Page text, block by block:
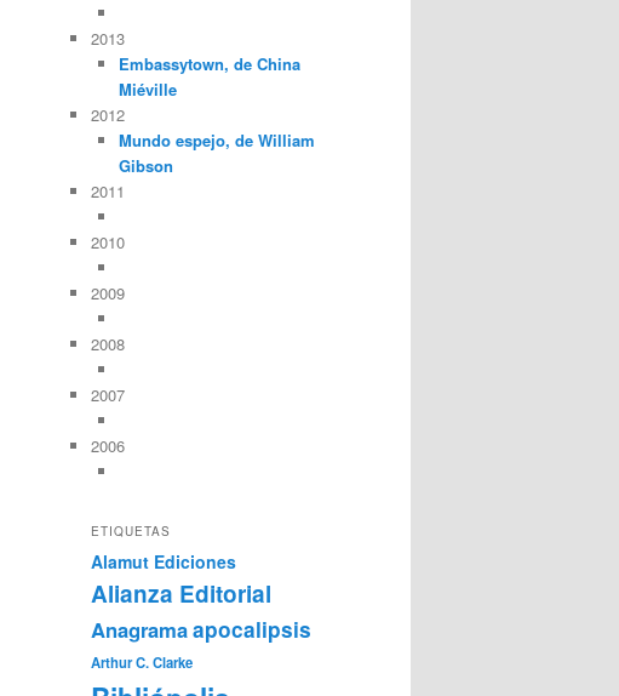
2013
Embassytown, de China
Miéville
2012
Mundo espejo, de William
Gibson
2011
2010
2009
2008
2007
2006
ETIQUETAS
Alamut Ediciones
Alianza Editorial
Anagramaapocalipsis
Arthur C. Clarke